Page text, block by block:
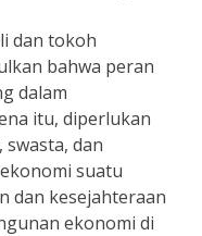
dan tokoh
bahwa peran
dalam
itu, diperlukan
dan
suatu
dan kesejahteraan
ekonomi di